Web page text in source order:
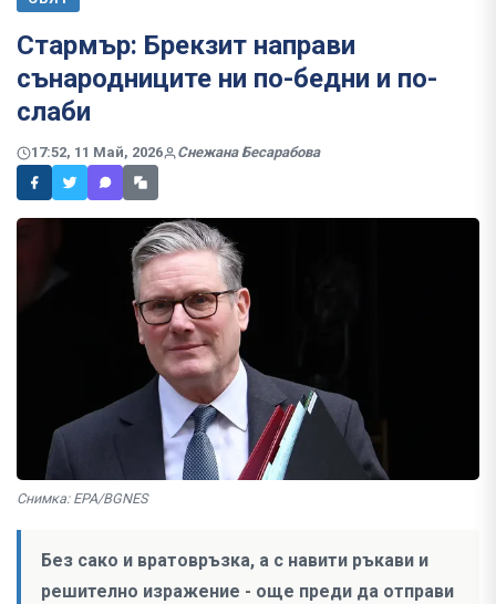
Стармър: Брекзит направи
сънародниците ни по-бедни и по-
слаби
17:52, 11 Май, 2026 Снежана Бесарабова
Снимка: EPA/BGNES
Без сако и вратовръзка, а с навити ръкави и
решително изражение - още преди да отправи